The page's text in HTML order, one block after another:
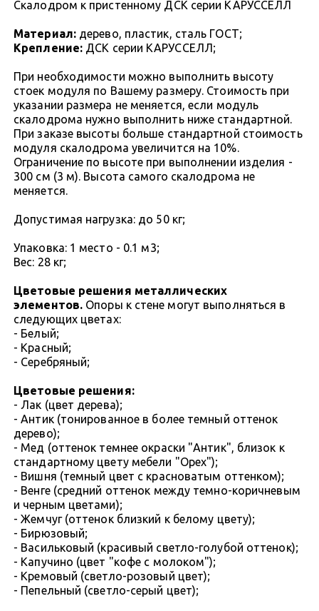
Скалодром к пристенному ДСК серии КАРУССЕЛЛ
Материал:дерево, пластик, сталь ГОСТ;
Крепление: ДСК серии КАРУССЕЛЛ;
При необходимости можно выполнить высоту
стоек модуля по Вашему размеру. Стоимость при
указании размера не меняется, если модуль
скалодрома нужно выполнить ниже стандартной.
При заказе высоты больше стандартной стоимость
модуля скалодрома увеличится на 10%.
Ограничение по высоте при выполнении изделия -
300 см (3 м). Высота самого скалодрома не
меняется.
Допустимая нагрузка: до 50 кг;
Упаковка: 1 место - 0.1 м3;
Вес: 28 кг;
Цветовые решения металлических
элементов. Опоры к стене могут выполняться в
следующих цветах:
- Белый;
- Красный;
- Серебряный;
Цветовые решения:
- Лак (цвет дерева);
- Антик (тонированное в более темный оттенок
дерево);
- Мед (оттенок темнее окраски "Антик", близок к
стандартному цвету мебели "Орех");
- Вишня (темный цвет с красноватым оттенком);
- Венге (средний оттенок между темно-коричневым
и черным цветами);
- Жемчуг (оттенок близкий к белому цвету);
- Бирюзовый;
- Васильковый (красивый светло-голубой оттенок);
- Капучино (цвет "кофе с молоком");
- Кремовый (светло-розовый цвет);
- Пепельный (светло-серый цвет);